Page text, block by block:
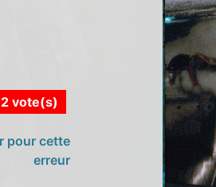
vote(s)
pour cette
erreur